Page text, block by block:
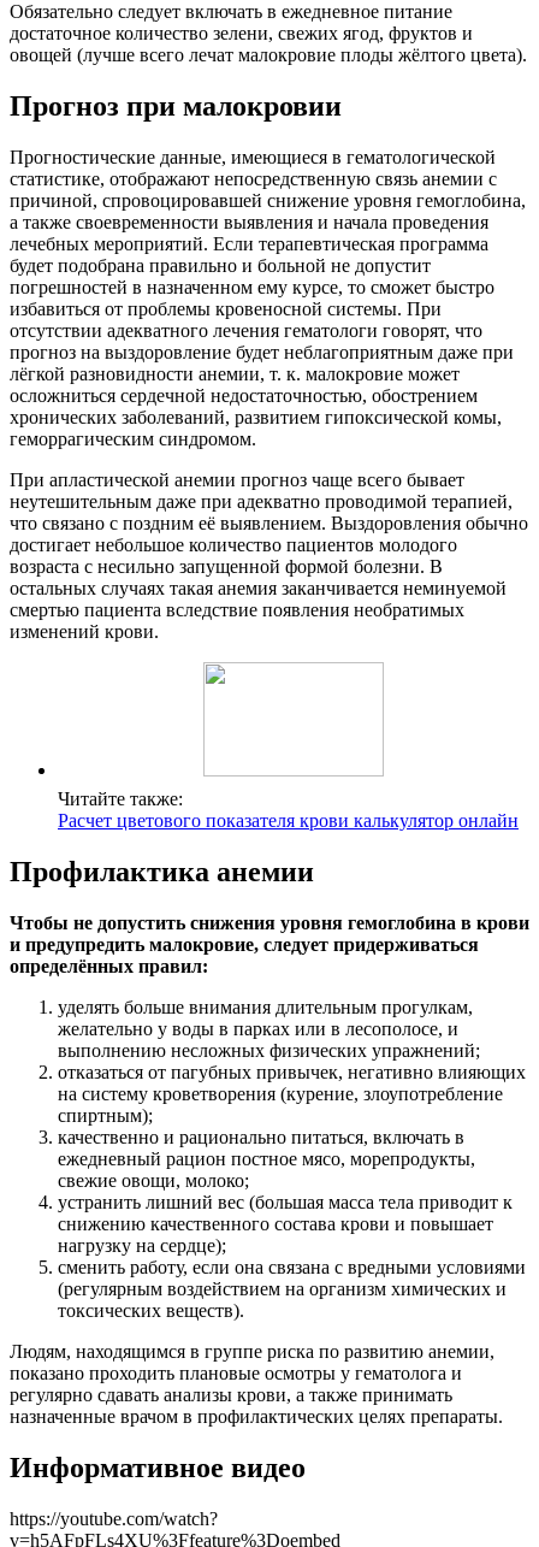
Обязательно следует включать в ежедневное питание
достаточное количество зелени, свежих ягод, фруктов и
овощей (лучше всего лечат малокровие плоды жёлтого цвета).
Прогноз при малокровии
Прогностические данные, имеющиеся в гематологической
статистике, отображают непосредственную связь анемии с
причиной, спровоцировавшей снижение уровня гемоглобина,
а также своевременности выявления и начала проведения
лечебных мероприятий. Если терапевтическая программа
будет подобрана правильно и больной не допустит
погрешностей в назначенном ему курсе, то сможет быстро
избавиться от проблемы кровеносной системы. При
отсутствии адекватного лечения гематологи говорят, что
прогноз на выздоровление будет неблагоприятным даже при
лёгкой разновидности анемии, т. к. малокровие может
осложниться сердечной недостаточностью, обострением
хронических заболеваний, развитием гипоксической комы,
геморрагическим синдромом.
При апластической анемии прогноз чаще всего бывает
неутешительным даже при адекватно проводимой терапией,
что связано с поздним её выявлением. Выздоровления обычно
достигает небольшое количество пациентов молодого
возраста с несильно запущенной формой болезни. В
остальных случаях такая анемия заканчивается неминуемой
смертью пациента вследствие появления необратимых
изменений крови.
Читайте также:
Расчет цветового показателя крови калькулятор онлайн
Профилактика анемии
Чтобы не допустить снижения уровня гемоглобина в крови
и предупредить малокровие, следует придерживаться
определённых правил:
уделять больше внимания длительным прогулкам,
желательно у воды в парках или в лесополосе, и
выполнению несложных физических упражнений;
отказаться от пагубных привычек, негативно влияющих
на систему кроветворения (курение, злоупотребление
спиртным);
качественно и рационально питаться, включать в
ежедневный рацион постное мясо, морепродукты,
свежие овощи, молоко;
устранить лишний вес (большая масса тела приводит к
снижению качественного состава крови и повышает
нагрузку на сердце);
сменить работу, если она связана с вредными условиями
(регулярным воздействием на организм химических и
токсических веществ).
Людям, находящимся в группе риска по развитию анемии,
показано проходить плановые осмотры у гематолога и
регулярно сдавать анализы крови, а также принимать
назначенные врачом в профилактических целях препараты.
Информативное видео
https://youtube.com/watch?
v=h5AFpFLs4XU%3Ffeature%3Doembed